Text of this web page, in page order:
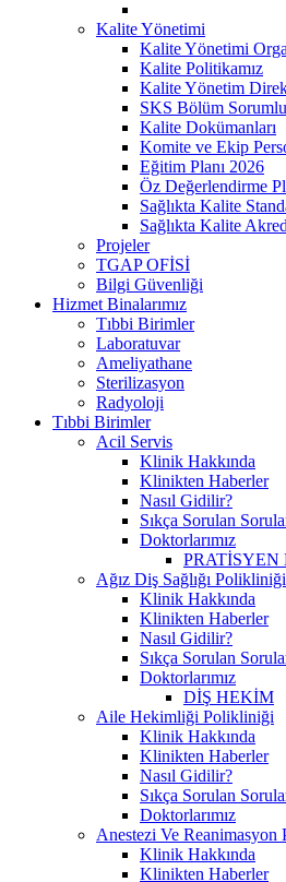
Kalite Yönetimi
Kalite Yönetimi
Kalite Politikamız
Kalite Yönetim
SKS Bölüm
Kalite Dokümanları
Komite ve Ekip
Eğitim Planı 2026
Öz Değerlendirme
Sağlıkta Kalite
Sağlıkta Kalite
Projeler
TGAP OFİSİ
Bilgi Güvenliği
Hizmet Binalarımız
Tıbbi Birimler
Laboratuvar
Ameliyathane
Sterilizasyon
Radyoloji
Tıbbi Birimler
Acil Servis
Klinik Hakkında
Klinikten Haberler
Nasıl Gidilir?
Sıkça Sorulan
Doktorlarımız
PRATİSYEN
Ağız Diş Sağlığı Polikliniği
Klinik Hakkında
Klinikten Haberler
Nasıl Gidilir?
Sıkça Sorulan
Doktorlarımız
DİŞ HEKİM
Aile Hekimliği Polikliniği
Klinik Hakkında
Klinikten Haberler
Nasıl Gidilir?
Sıkça Sorulan
Doktorlarımız
Anestezi Ve Reanimasyon
Klinik Hakkında
Klinikten Haberler